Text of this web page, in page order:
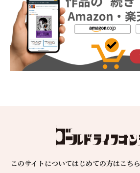
このサイトについてはじめての方はこちら